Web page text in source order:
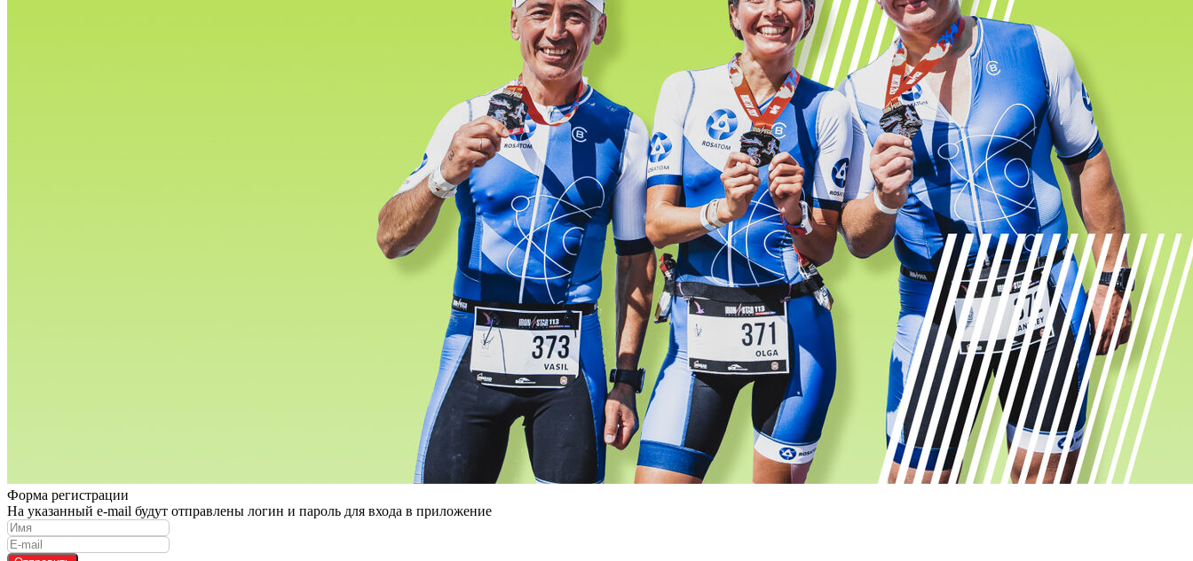
Форма регистрации
На указанный e-mail будут отправлены логин и пароль для входа в приложение